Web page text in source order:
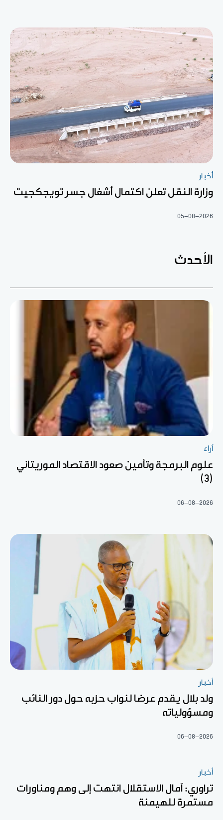
أخبار
وزارة النقل تعلن اكتمال أشغال جسر تويجكجيت
05-08-2026
الأحدث
آراء
علوم البرمجة وتأمين صعود الاقتصاد الموريتاني
(3)
06-08-2026
أخبار
ولد بلال يقدم عرضا لنواب حزبه حول دور النائب
ومسؤولياته
06-08-2026
أخبار
تراوري: آمال الاستقلال انتهت إلى وهم ومناورات
مستمرة للهيمنة